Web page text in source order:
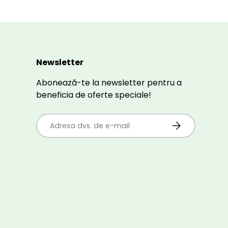
Newsletter
Abonează-te la newsletter pentru a
beneficia de oferte speciale!
E-mail ABONEAZĂ-TE